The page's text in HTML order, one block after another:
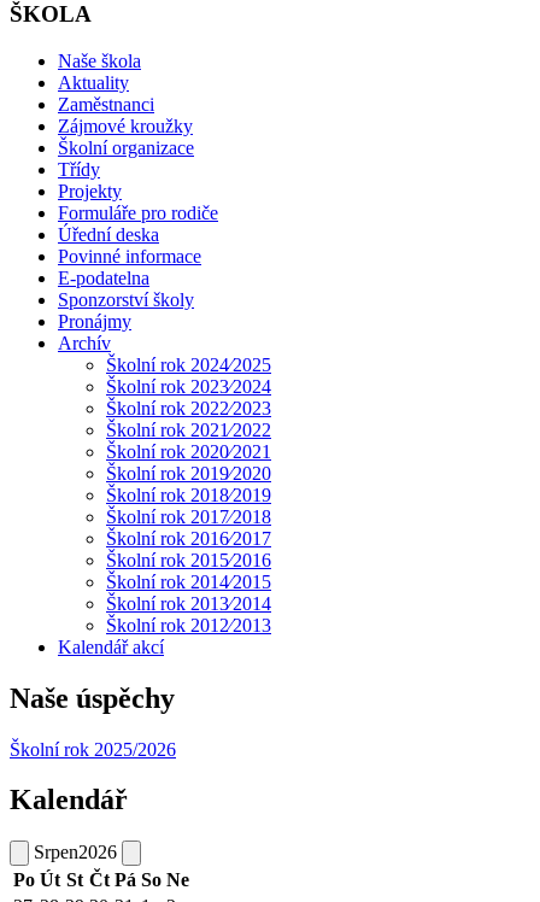
ŠKOLA
Naše škola
Aktuality
Zaměstnanci
Zájmové kroužky
Školní organizace
Třídy
Projekty
Formuláře pro rodiče
Úřední deska
Povinné informace
E-podatelna
Sponzorství školy
Pronájmy
Archív
Školní rok 2024⁄2025
Školní rok 2023⁄2024
Školní rok 2022⁄2023
Školní rok 2021⁄2022
Školní rok 2020⁄2021
Školní rok 2019⁄2020
Školní rok 2018⁄2019
Školní rok 2017⁄2018
Školní rok 2016⁄2017
Školní rok 2015⁄2016
Školní rok 2014⁄2015
Školní rok 2013⁄2014
Školní rok 2012⁄2013
Kalendář akcí
Naše úspěchy
Školní rok 2025/2026
Kalendář
Srpen2026
Po Út St Čt Pá So Ne